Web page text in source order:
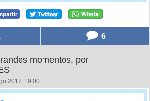
6
momentos, por
2017, 19:00